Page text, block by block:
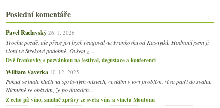
Poslední komentáře
Pavel Raclavský 26. 1. 2026
Trochu pozdě, ale přece jen bych reagoval na Frankovku od Kasnyiků. Hodnotil jsem ji
vloni ve Strekově podobně. Ovšem z…
Dvě frankovky s pozvánkou na festival, degustace a konferenci
William Vaverka 10. 12. 2025
Pokud se bude klučit na správných místech, nevidím v tom problém, réva patří do svahu.
Nicméně se obávám, že po dotacích…
Z čeho pít víno, smutné zprávy ze světa vína a viněta Moutonu